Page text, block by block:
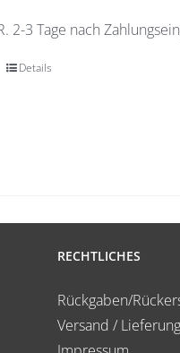
2-3 Tage nach
Details
RECHTLICHES
Rückgaben/
Versand / Lieferung